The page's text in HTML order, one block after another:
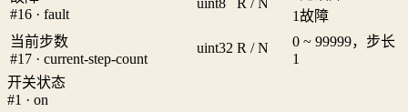
#16 · fault
1故障
当前步数
#17 · current-step-count
uint32 R / N
0 ~ 99999，步长
1
开关状态
#1 · on